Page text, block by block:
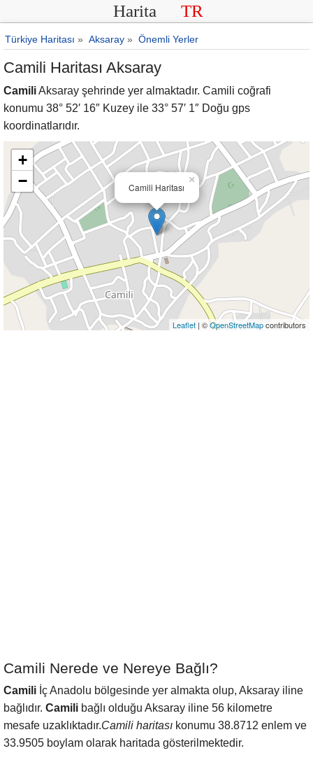
Harita TR
Türkiye Haritası » Aksaray » Önemli Yerler
Camili Haritası Aksaray
CamiliAksaray şehrinde yer almaktadır. Camili coğrafi
konumu 38° 52′ 16″ Kuzey ile 33° 57′ 1″ Doğu gps
koordinatlarıdır.
Camili Haritası
×
+
−
Leaflet | ©OpenStreetMapcontributors
Camili Nerede ve Nereye Bağlı?
Camili İç Anadolu bölgesinde yer almakta olup, Aksaray iline
bağlıdır. Camili bağlı olduğu Aksaray iline 56 kilometre
mesafe uzaklıktadır.Camili haritası konumu 38.8712 enlem ve
33.9505 boylam olarak haritada gösterilmektedir.